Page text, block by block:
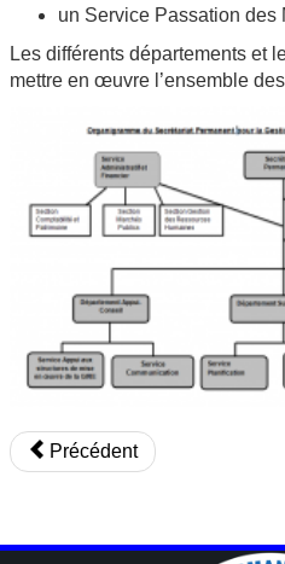
un Service Passation des
Les différents départements et
mettre en œuvre l’ensemble
Précédent